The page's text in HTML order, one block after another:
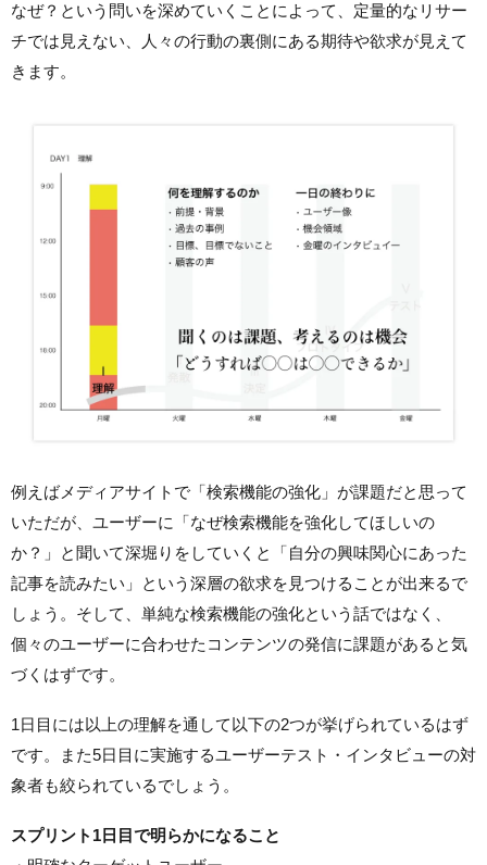
なぜ？という問いを深めていくことによって、定量的なリサー
チでは見えない、人々の行動の裏側にある期待や欲求が見えて
きます。
例えばメディアサイトで「検索機能の強化」が課題だと思って
いただが、ユーザーに「なぜ検索機能を強化してほしいの
か？」と聞いて深堀りをしていくと「自分の興味関心にあった
記事を読みたい」という深層の欲求を見つけることが出来るで
しょう。そして、単純な検索機能の強化という話ではなく、
個々のユーザーに合わせたコンテンツの発信に課題があると気
づくはずです。
1日目には以上の理解を通して以下の2つが挙げられているはず
です。また5日目に実施するユーザーテスト・インタビューの対
象者も絞られているでしょう。
スプリント1日目で明らかになること